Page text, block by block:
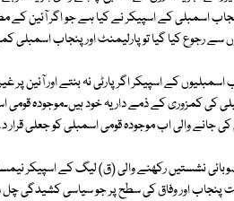
اسمبلی کے اسپیکر نے کیا ہے جو اگر آئین
سے رجوع کیا گیا تو پارلیمنٹ اور پنجاب اسمبلی
اسمبلیوں کے اسپیکر اگر پارٹی نہ بنتے اور آئین
کی کمزوری کے ذمے دار یہ خود ہیں۔موجودہ قومی
کی جانے والی اب موجودہ قومی اسمبلی کو جعلی
نشستیں رکھنے والی (ق) لیگ کے اسپیکر
اور وفاق کی سطح پر جو سیاسی کشیدگی چل